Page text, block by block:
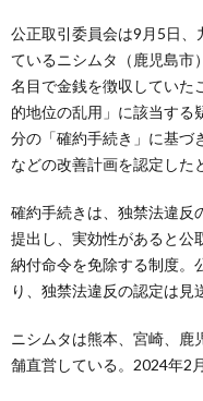
公正取引委員会は9月5日、
ているニシムタ（鹿児島市
名目で金銭を徴収していた
的地位の乱用」に該当する
分の「確約手続き」に基づ
などの改善計画を認定した
確約手続きは、独禁法違反
提出し、実効性があると公
納付命令を免除する制度。
り、独禁法違反の認定は見
ニシムタは熊本、宮崎、鹿
舗直営している。2024年2